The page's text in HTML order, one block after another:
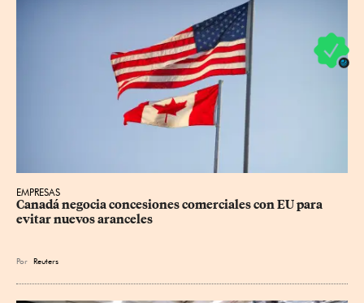
EMPRESAS
Canadá negocia concesiones comerciales con EU para
evitar nuevos aranceles
Por Reuters